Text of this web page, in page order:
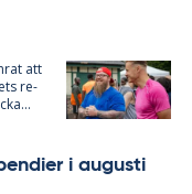
att
re­
i au­gusti